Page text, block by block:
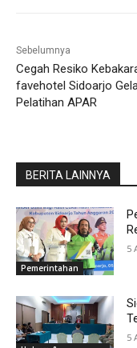
Sebelumnya
Cegah Resiko
favehotel Sidoarjo
Pelatihan APAR
BERITA LAINNYA
Pemerintahan
5
5